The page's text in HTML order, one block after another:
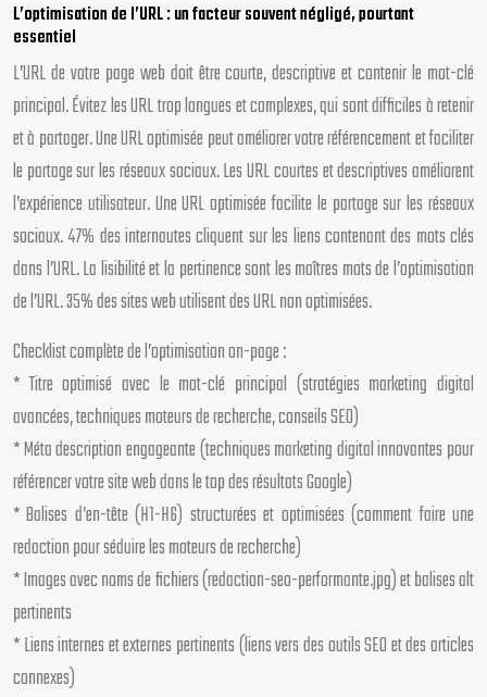
L’optimisation de l’URL : un facteur souvent négligé, pourtant
essentiel
L’URL de votre page web doit être courte, descriptive et contenir le mot-clé
principal. Évitez les URL trop longues et complexes, qui sont difficiles à retenir
et à partager. Une URL optimisée peut améliorer votre référencement et faciliter
le partage sur les réseaux sociaux. Les URL courtes et descriptives améliorent
l’expérience utilisateur. Une URL optimisée facilite le partage sur les réseaux
sociaux. 47% des internautes cliquent sur les liens contenant des mots clés
dans l’URL. La lisibilité et la pertinence sont les maîtres mots de l’optimisation
de l’URL. 35% des sites web utilisent des URL non optimisées.
Checklist complète de l’optimisation on-page :
* Titre optimisé avec le mot-clé principal (stratégies marketing digital
avancées, techniques moteurs de recherche, conseils SEO)
* Méta description engageante (techniques marketing digital innovantes pour
référencer votre site web dans le top des résultats Google)
* Balises d’en-tête (H1-H6) structurées et optimisées (comment faire une
redaction pour séduire les moteurs de recherche)
* Images avec noms de fichiers (redaction-seo-performante.jpg) et balises alt
pertinents
* Liens internes et externes pertinents (liens vers des outils SEO et des articles
connexes)